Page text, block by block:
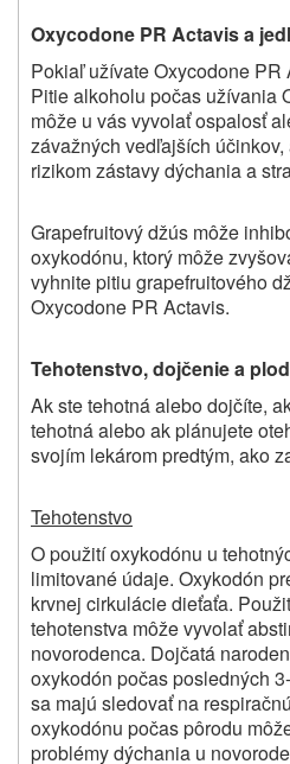
Oxycodone PR Actavis a
Pokiaľ užívate Oxycodone
Pitie alkoholu počas užívania
môže u vás vyvolať ospalosť
závažných vedľajších
rizikom zástavy dýchania a
Grapefruitový džús môže
oxykodónu, ktorý môže
vyhnite pitiu grapefruitového
Oxycodone PR Actavis.
Tehotenstvo, dojčenie a
Ak ste tehotná alebo dojčíte,
tehotná alebo ak plánujete
svojím lekárom predtým, ako
Tehotenstvo
O použití oxykodónu u
limitované údaje. Oxykodón
krvnej cirkulácie dieťaťa.
tehotenstva môže vyvolať
novorodenca. Dojčatá
oxykodón počas posledných
sa majú sledovať na
oxykodónu počas pôrodu
problémy dýchania u